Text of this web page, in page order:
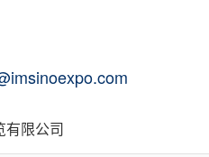
有限公司